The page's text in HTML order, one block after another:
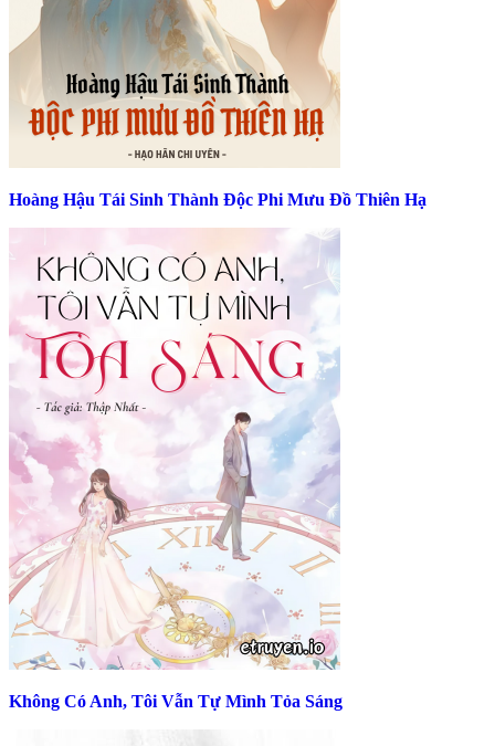
Hoàng Hậu Tái Sinh Thành Độc Phi Mưu Đồ Thiên Hạ
Không Có Anh, Tôi Vẫn Tự Mình Tỏa Sáng